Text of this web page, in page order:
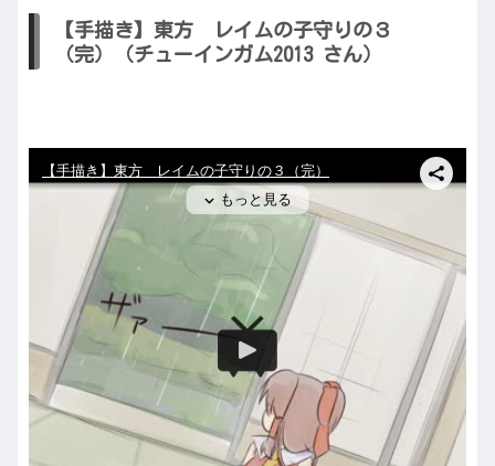
【手描き】東方 レイムの子守りの３
（完）（チューインガム2013 さん）